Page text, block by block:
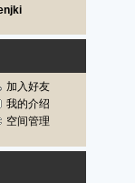
加入好友
我的介绍
空间管理